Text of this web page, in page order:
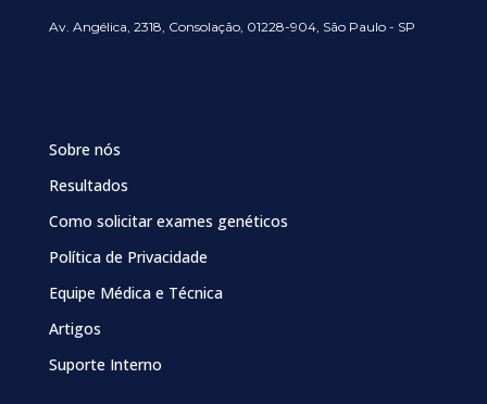
Av. Angélica, 2318, Consolação, 01228-904, São Paulo - SP
Sobre nós
Resultados
Como solicitar exames genéticos
Política de Privacidade
Equipe Médica e Técnica
Artigos
Suporte Interno